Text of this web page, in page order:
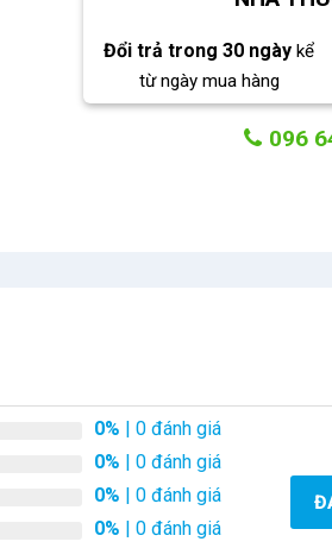
Đổi trả trong 30 ngày kể
từ ngày mua hàng
096
0% | 0 đánh giá
0% | 0 đánh giá
0% | 0 đánh giá
0% | 0 đánh giá